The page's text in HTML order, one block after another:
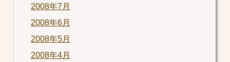
2008年7月
2008年6月
2008年5月
2008年4月